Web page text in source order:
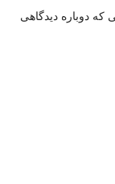
که دوباره دیدگاهی